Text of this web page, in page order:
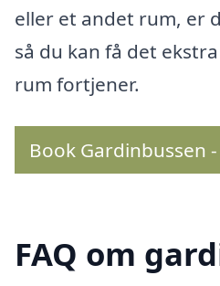
eller et andet rum, er
så du kan få det
rum fortjener.
Book Gardinbussen
FAQ om